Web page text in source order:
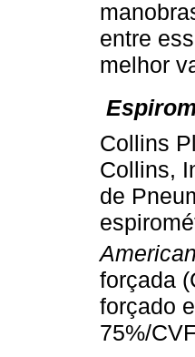
entre
melhor

Collins
Collins,
de
forçada
forçado
75%/